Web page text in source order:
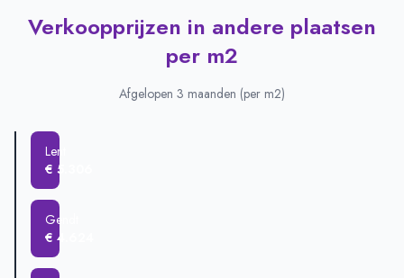
Verkoopprijzen in andere plaatsen-Afgelopen 3 maanden
Plaats
Gemiddelde verkoopprijs
€ 617.375
€ 603.387
Elst
Huissen
Gendt
Haalderen
Verkoopprijzen in andere plaatsen
per m2
Afgelopen 3 maanden (per m2)
Lent
€ 5.306
Gendt
€ 4.624